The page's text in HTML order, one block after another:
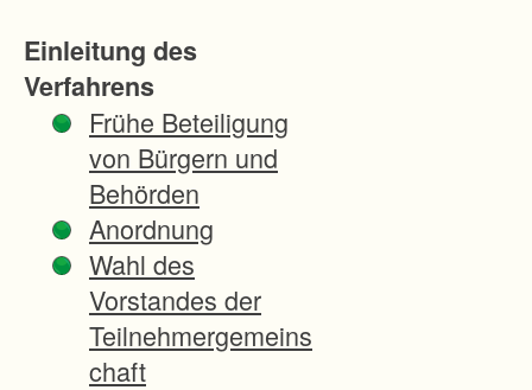
Einleitung des
Verfahrens
Frühe Beteiligung
von Bürgern und
Behörden
Anordnung
Wahl des
Vorstandes der
Teilnehmergemeins
chaft